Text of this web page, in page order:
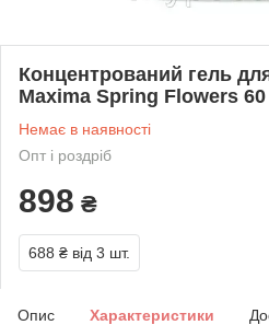
Концентрований гель
Maxima Spring Flowers
Немає в наявності
Опт і роздріб
898 ₴
688 ₴ від 3 шт.
Опис Характеристики